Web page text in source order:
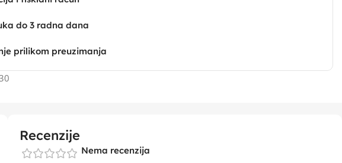
do 3 radna dana
prilikom preuzimanja
Recenzije
Nema recenzija